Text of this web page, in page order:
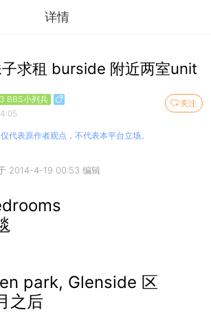
详情
求租 burside 附近两室unit
关注
BBS小列兵
代表原作者观点，不代表本平台立场。
2014-4-19 00:53 编辑
park, Glenside 区
之后